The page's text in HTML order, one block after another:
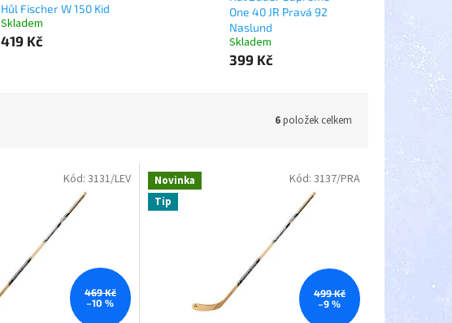
Hůl Fischer W 150 Kid
Skladem
419 Kč
One 40 JR Pravá 92
Naslund
Skladem
399 Kč
6položek celkem
469 Kč
–10 %
Kód: 3131/LEV
Novinka
Tip
499 Kč
–9 %
Kód: 3137/PRA